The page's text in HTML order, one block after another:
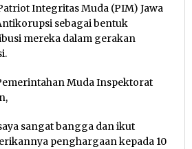
Integritas Muda (PIM) Jawa
sebagai bentuk
mereka dalam gerakan
Muda Inspektorat
sangat bangga dan ikut
penghargaan kepada 10